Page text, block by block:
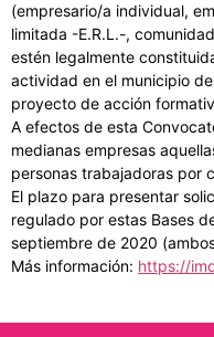
(empresario/a individual,
limitada -E.R.L.-,
estén legalmente
actividad en el municipio
proyecto de acción
A efectos de esta
medianas empresas
personas trabajadoras por
El plazo para presentar
regulado por estas Bases
septiembre de 2020
Más información: https://